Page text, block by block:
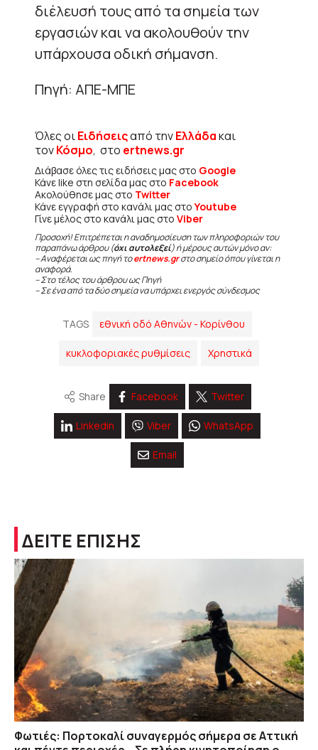
διέλευσή τους από τα σημεία των
εργασιών και να ακολουθούν την
υπάρχουσα οδική σήμανση.
Πηγή: ΑΠΕ-ΜΠΕ
Όλες οιΕιδήσειςαπό τηνΕλλάδακαι
τονΚόσμο, στο ertnews.gr
Διάβασε όλες τις ειδήσεις μας στο Google
Κάνε like στη σελίδα μας στο Facebook
Ακολούθησε μας στο Twitter
Κάνε εγγραφή στο κανάλι μας στοYoutube
Γίνε μέλος στο κανάλι μας στο Viber
Προσοχή! Επιτρέπεται η αναδημοσίευση των πληροφοριών του
παραπάνω άρθρου (όχι αυτολεξεί) ή μέρους αυτών μόνο αν:
– Αναφέρεται ως πηγή τοertnews.grστο σημείο όπου γίνεται η
αναφορά.
– Στο τέλος του άρθρου ως Πηγή
– Σε ένα από τα δύο σημεία να υπάρχει ενεργός σύνδεσμος
TAGS εθνική οδό Αθηνών - Κορίνθου
κυκλοφοριακές ρυθμίσεις Χρηστικά
Share Facebook Twitter
Linkedin Viber WhatsApp
Email
ΔΕΙΤΕ ΕΠΙΣΗΣ
Φωτιές: Πορτοκαλί συναγερμός σήμερα σε Αττική